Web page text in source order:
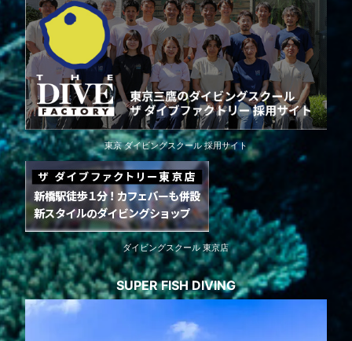
東京 ダイビングスクール 採用サイト
ダイビングスクール 東京店
SUPER FISH DIVING